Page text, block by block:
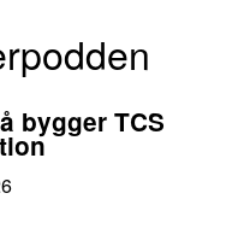
bygger TCS